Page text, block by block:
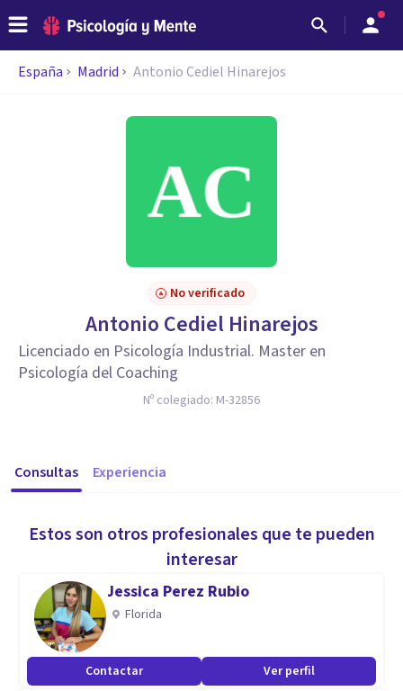
España Madrid Antonio Cediel Hinarejos
No verificado
Antonio Cediel Hinarejos
Licenciado en Psicología Industrial. Master en
Psicología del Coaching
Nº colegiado: M-32856
Consultas Experiencia
Estos son otros profesionales que te pueden
interesar
Jessica Perez Rubio
Florida
Contactar Ver perfil